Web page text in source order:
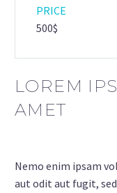
PRICE
500$
LOREM
AMET
Nemo enim ipsam
aut odit aut fugit,